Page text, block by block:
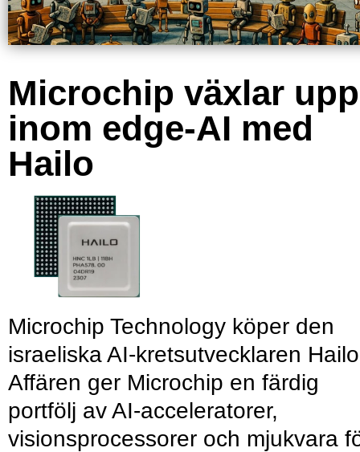
Microchip växlar upp
inom edge-AI med
Hailo
Microchip Technology köper den
israeliska AI-kretsutvecklaren
Affären ger Microchip en färdig
portfölj av AI-acceleratorer,
visionsprocessorer och mjukvara